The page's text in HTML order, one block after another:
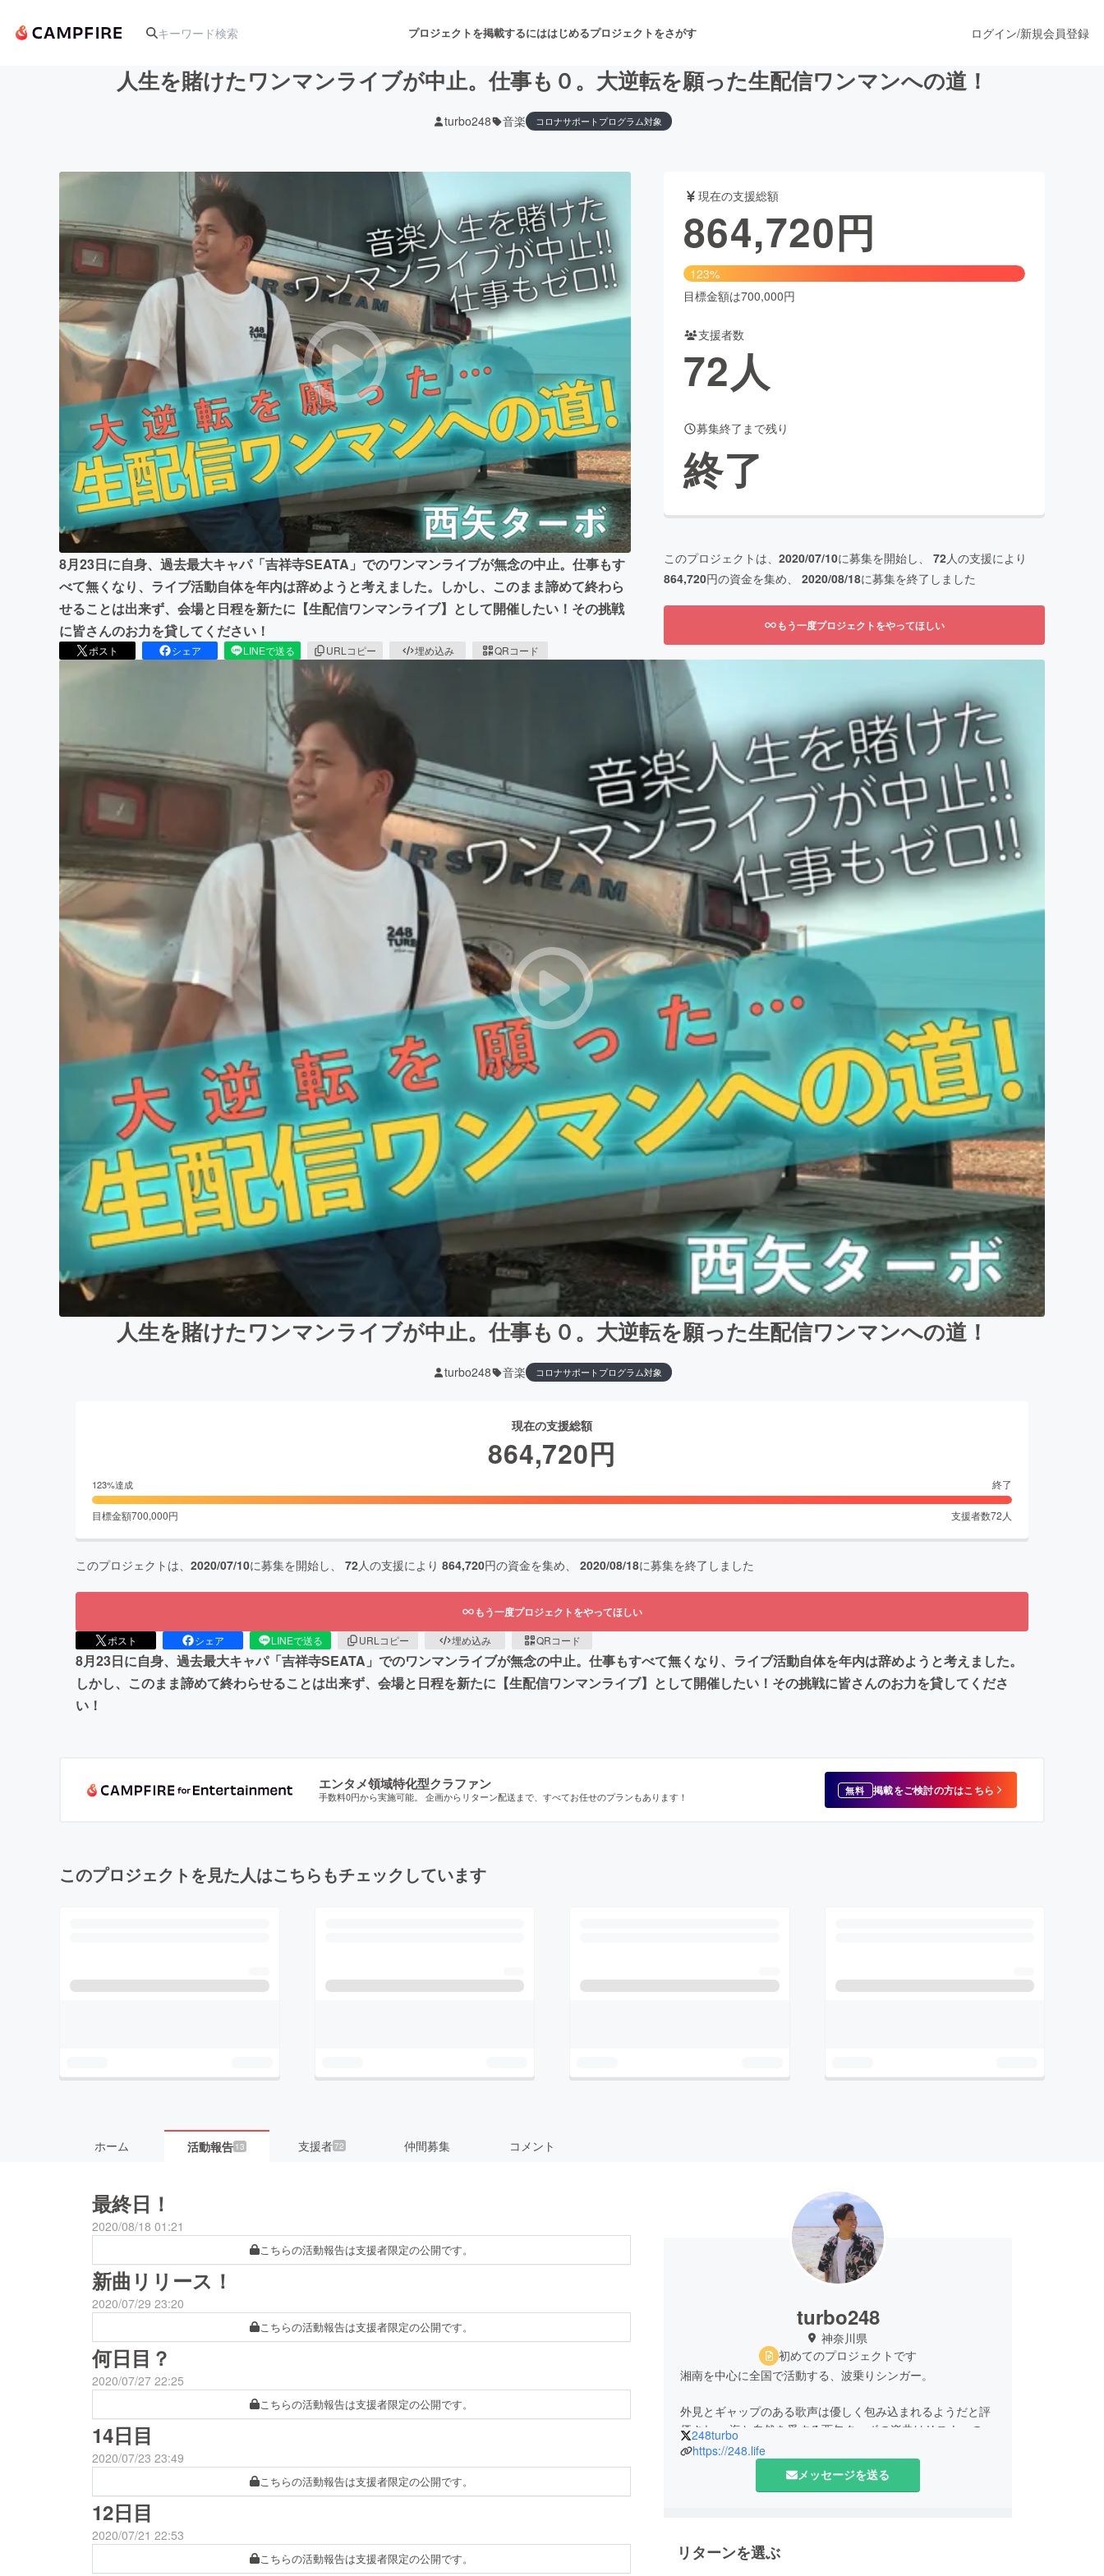
プロジェクトを掲載するにははじめるプロジェクトをさがす
アート・写真 音楽 舞台・パフォーマンス
テクノロジー・ガジェット ゲーム・サービス開発 フード・飲食店 ファッション
映像・映画 書籍・雑誌出版 アニメ・漫画
ビジネス・起業 チャレンジ ビューティー・ヘルスケア
まちづくり・地域活性化
CAMPFIRE for Social GoodCAMPFIRE Creation
CAMPFIREふるさと納税machi-yaコミュニティ
ログイン/新規会員登録
人生を賭けたワンマンライブが中止。仕事も０。大逆転を願った生配信ワンマンへの道！
turbo248 音楽 コロナサポートプログラム対象
8月23日に自身、過去最大キャパ「吉祥寺SEATA」でのワンマンライブが無念の中止。仕事もす
べて無くなり、ライブ活動自体を年内は辞めようと考えました。しかし、このまま諦めて終わら
せることは出来ず、会場と日程を新たに【生配信ワンマンライブ】として開催したい！その挑戦
に皆さんのお力を貸してください！
ポスト シェア LINEで送る URLコピー 埋め込み QRコード
現在の支援総額
864,720円
123%
目標金額は700,000円
支援者数
72人
募集終了まで残り
終了
このプロジェクトは、 2020/07/10に募集を開始し、 72人の支援により
864,720円の資金を集め、 2020/08/18に募集を終了しました
もう一度プロジェクトをやってほしい
人生を賭けたワンマンライブが中止。仕事も０。大逆転を願った生配信ワンマンへの道！
turbo248 音楽 コロナサポートプログラム対象
現在の支援総額
864,720円
123%達成 終了
目標金額700,000円 支援者数72 人
このプロジェクトは、 2020/07/10に募集を開始し、 72人の支援により 864,720円の資金を集め、 2020/08/18に募集を終了しました
もう一度プロジェクトをやってほしい
ポスト シェア LINEで送る URLコピー 埋め込み QRコード
8月23日に自身、過去最大キャパ「吉祥寺SEATA」でのワンマンライブが無念の中止。仕事もすべて無くなり、ライブ活動自体を年内は辞めようと考えました。
しかし、このまま諦めて終わらせることは出来ず、会場と日程を新たに【生配信ワンマンライブ】として開催したい！その挑戦に皆さんのお力を貸してくださ
い！
エンタメ領域特化型クラファン
手数料0円から実施可能。 企画からリターン配送まで、すべてお任せのプランもあります！ 無料 掲載をご検討の方はこちら
このプロジェクトを見た人はこちらもチェックしています
ホーム 活動報告 13 支援者72 仲間募集 コメント
最終日！
2020/08/18 01:21
こちらの活動報告は支援者限定の公開です。
新曲リリース！
2020/07/29 23:20
こちらの活動報告は支援者限定の公開です。
何日目？
2020/07/27 22:25
こちらの活動報告は支援者限定の公開です。
14日目
2020/07/23 23:49
こちらの活動報告は支援者限定の公開です。
12日目
2020/07/21 22:53
こちらの活動報告は支援者限定の公開です。
turbo248
神奈川県
初めてのプロジェクトです
湘南を中心に全国で活動する、波乗りシンガー。
外見とギャップのある歌声は優しく包み込まれるようだと評
価され、 海と自然を愛する西矢ターボの楽曲はリスナーの心
をFreeにさせる。
アルバムを3枚リリースしていて、 配信シングル「波待ち
SUNSET」は iTunesジャンル別ランキングで2日連続の1位を
248turbo
https://248.life
メッセージを送る
リターンを選ぶ